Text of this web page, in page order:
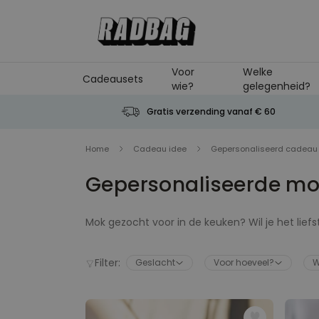
Cadeausets
Voor
wie?
Welke
gelegenheid?
Gratis verzending vanaf € 60
Home Cadeau idee Gepersonaliseerd cadeau
Gepersonaliseerde
Mok gezocht voor in de keuken? Wil je het
mok die je het leukste vind kwa design of
Filter:
Geslacht Voor hoeveel?